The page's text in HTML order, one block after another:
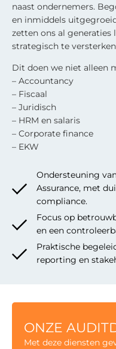
naast ondernemers.
en inmiddels
zetten ons al
strategisch te
Dit doen we niet alleen
– Accountancy
– Fiscaal
– Juridisch
– HRM en salaris
– Corporate finance
– EKW
Ondersteuning
Assurance, met
compliance.
Focus op
en een
Praktische
reporting en
ONZE
Met deze diensten